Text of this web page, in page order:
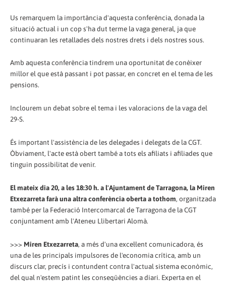
Us remarquem la importància d'aquesta conferència, donada la
situació actual i un cop s'ha dut terme la vaga general, ja que
continuaran les retallades dels nostres drets i dels nostres sous.
Amb aquesta conferència tindrem una oportunitat de conèixer
millor el que està passant i pot passar, en concret en el tema de les
pensions.
Inclourem un debat sobre el tema i les valoracions de la vaga del
29-S.
És important l'assistència de les delegades i delegats de la CGT.
Òbviament, l'acte està obert també a tots els afiliats i afiliades que
tinguin possibilitat de venir.
El mateix dia 20, a les 18:30 h. a l'Ajuntament de Tarragona, la Miren
Etxezarreta farà una altra conferència oberta a tothom, organitzada
també per la Federació Intercomarcal de Tarragona de la CGT
conjuntament amb l'Ateneu Llibertari Alomà.
>>> Miren Etxezarreta, a més d'una excel·lent comunicadora, és
una de les principals impulsores de l'economia crítica, amb un
discurs clar, precís i contundent contra l'actual sistema econòmic,
del qual n'estem patint les conseqüències a diari. Experta en el